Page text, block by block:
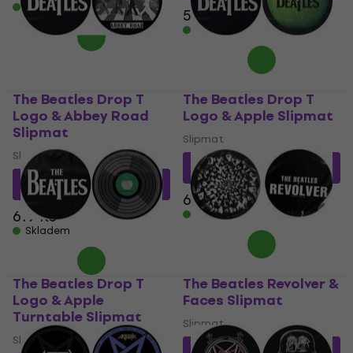
Skladem 519 Kč
Skladem
The Beatles Drop T
Logo & Abbey Road
Slipmat
Slipmat
448 Kčs kódem
MUZMUZ-25
619 Kč
Skladem
The Beatles Drop T
Logo & Apple Slipmat
Slipmat
451 Kčs kódemMUZMUZ-
25
619 Kč
Skladem
The Beatles Drop T
Logo & Apple
Turntable Slipmat
Slipmat
The Beatles Revolver &
Faces Slipmat
Slipmat
448 Kčs kódem